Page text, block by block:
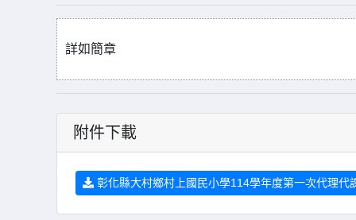
詳如簡章
附件下載
彰化縣大村鄉村上國民小學114學年度第一次代理代